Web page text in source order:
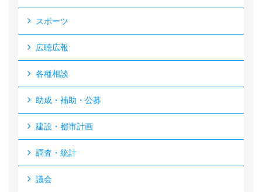
スポーツ
広聴広報
各種相談
助成・補助・公募
建設・都市計画
調査・統計
議会